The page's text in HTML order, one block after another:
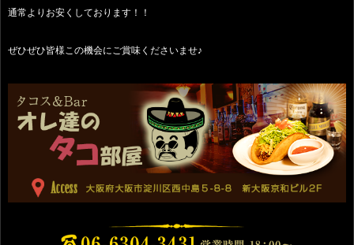
通常よりお安くしております！！
ぜひぜひ皆様この機会にご賞味くださいませ♪